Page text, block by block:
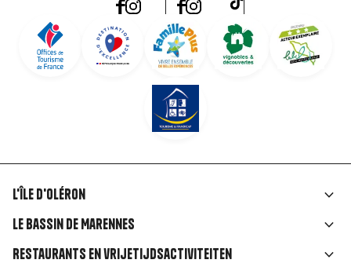
Liens
rubriques
L'île d'Oléron
Le Bassin de Marennes
Restaurants en vrijetijdsactiviteiten